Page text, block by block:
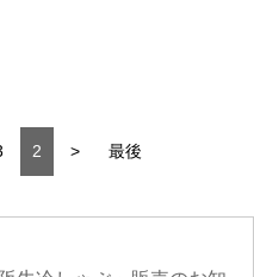
2 > 最後